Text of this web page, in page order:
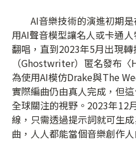
AI音樂技術的演進初期是
用AI聲音模型讓名人或卡通
翻唱，直到2023年5月出現
（Ghostwriter）匿名發布
為使用AI模仿Drake與The
實際編曲仍由真人完成，但
全球關注的視野。2023年12
線，只需透過提示詞就可生
曲，人人都能當個音樂創作